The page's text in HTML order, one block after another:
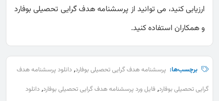
ارزیابی کنید، می توانید از پرسشنامه هدف گرایی تحصیلی بوفارد
و همکاران استفاده کنید.
برچسب‌ها: پرسشنامه هدف گرایی تحصیلی بوفارد, دانلود پرسشنامه هدف
گرایی تحصیلی بوفارد, فایل ورد پرسشنامه هدف گرایی تحصیلی بوفارد, دانلود